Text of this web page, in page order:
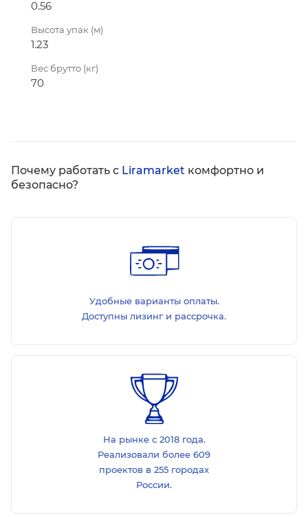
0.56
Высота упак (м)
1.23
Вес брутто (кг)
70
Почему работать с Liramarket комфортно и
безопасно?
Удобные варианты оплаты.
Доступны лизинг и рассрочка.
На рынке с 2018 года.
Реализовали более 609
проектов в 255 городах
России.